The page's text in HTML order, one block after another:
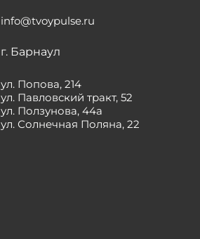
info@tvoypulse.ru
г. Барнаул
ул. Попова, 214
ул. Павловский тракт, 52
ул. Ползунова, 44а
ул. Солнечная Поляна, 22